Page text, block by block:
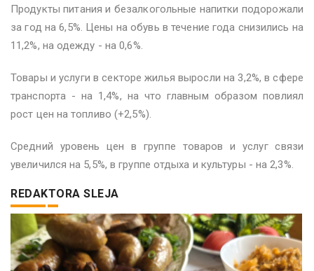
Продукты питания и безалкогольные напитки подорожали
за год на 6,5%. Цены на обувь в течение года снизились на
11,2%, на одежду - на 0,6%.
Товары и услуги в секторе жилья выросли на 3,2%, в сфере
транспорта - на 1,4%, на что главным образом повлиял
рост цен на топливо (+2,5%).
Средний уровень цен в группе товаров и услуг связи
увеличился на 5,5%, в группе отдыха и культуры - на 2,3%.
REDAKTORA SLEJA